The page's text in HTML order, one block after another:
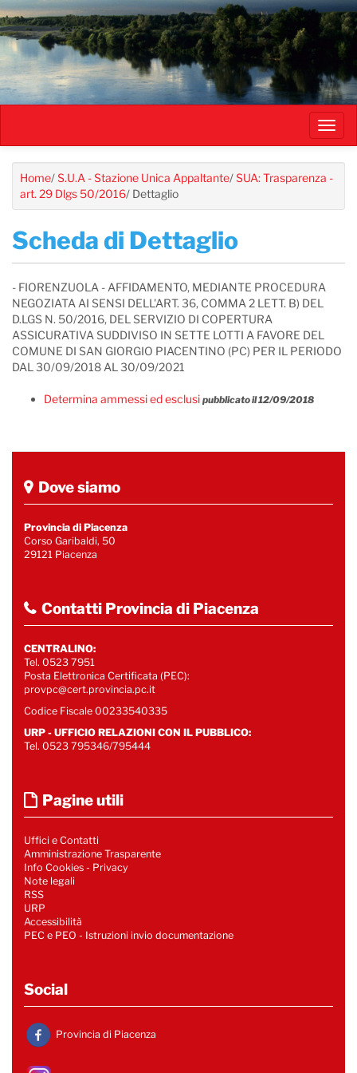
Salta
al
contenuto
principale
Home/S.U.A - Stazione Unica Appaltante/SUA: Trasparenza -
art. 29 Dlgs 50/2016/ Dettaglio
Scheda di Dettaglio
- FIORENZUOLA - AFFIDAMENTO, MEDIANTE PROCEDURA
NEGOZIATA AI SENSI DELL'ART. 36, COMMA 2 LETT. B) DEL
D.LGS N. 50/2016, DEL SERVIZIO DI COPERTURA
ASSICURATIVA SUDDIVISO IN SETTE LOTTI A FAVORE DEL
COMUNE DI SAN GIORGIO PIACENTINO (PC) PER IL PERIODO
DAL 30/09/2018 AL 30/09/2021
Determina ammessi ed esclusi pubblicato il 12/09/2018
Dove siamo
Provincia di Piacenza
Corso Garibaldi, 50
29121 Piacenza
Contatti Provincia di Piacenza
CENTRALINO:
Tel. 0523 7951
Posta Elettronica Certificata (PEC):
provpc@cert.provincia.pc.it
Codice Fiscale 00233540335
URP - UFFICIO RELAZIONI CON IL PUBBLICO:
Tel. 0523 795346/795444
Pagine utili
Uffici e Contatti
Amministrazione Trasparente
Info Cookies - Privacy
Note legali
RSS
URP
Accessibilità
PEC e PEO - Istruzioni invio documentazione
Social
Provincia di Piacenza